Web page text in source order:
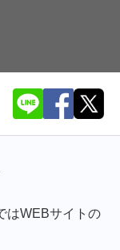
はWEBサイトの